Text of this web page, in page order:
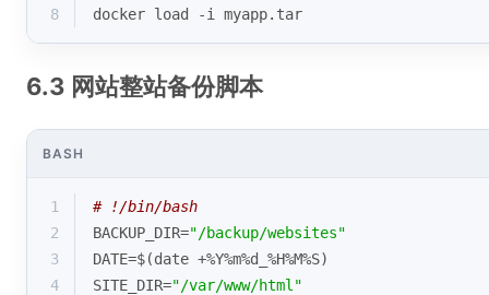
8
docker load -i myapp.tar
6.3 网站整站备份脚本
BASH
1
# !/bin/bash
2
BACKUP_DIR="/backup/websites"
3
DATE=$(date +%Y%m%d_%H%M%S)
4
SITE_DIR="/var/www/html"